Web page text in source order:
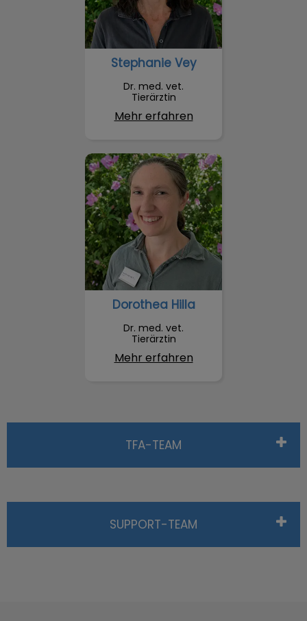
Stephanie Vey
Dr. med. vet.
Tierärztin
Mehr erfahren
Dorothea Hilla
Dorothea Hilla
Dr. med. vet.
Tierärztin
Mehr erfahren
TFA-TEAM
SUPPORT-TEAM